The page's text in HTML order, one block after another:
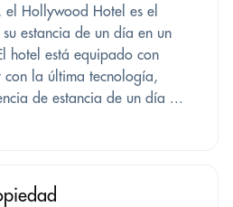
Hollywood Hotel es el
estancia de un día en un
hotel está equipado con
la última tecnología,
de estancia de un día ...